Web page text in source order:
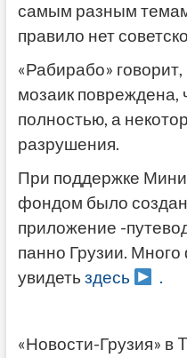
самым разным
правило нет
«Рабирабо»
мозаик повреждена,
полностью, а
разрушения.
При поддержке
фондом было
приложение -
панно Грузии.
увидеть здесь .
«Новости-Грузия» в